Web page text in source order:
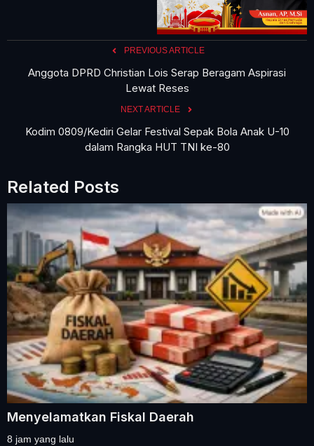
PREVIOUS ARTICLE
Anggota DPRD Christian Lois Serap Beragam Aspirasi
Lewat Reses
NEXT ARTICLE
Kodim 0809/Kediri Gelar Festival Sepak Bola Anak U-10
dalam Rangka HUT TNI ke-80
Related Posts
Menyelamatkan Fiskal Daerah
8 jam yang lalu